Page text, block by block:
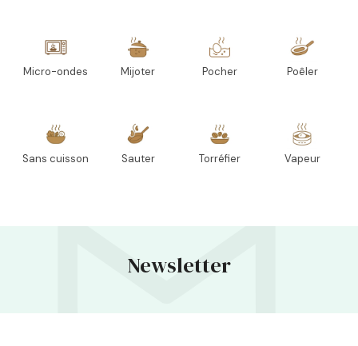
Micro-ondes Mijoter Pocher Poêler
Sans cuisson Sauter Torréfier Vapeur
Newsletter